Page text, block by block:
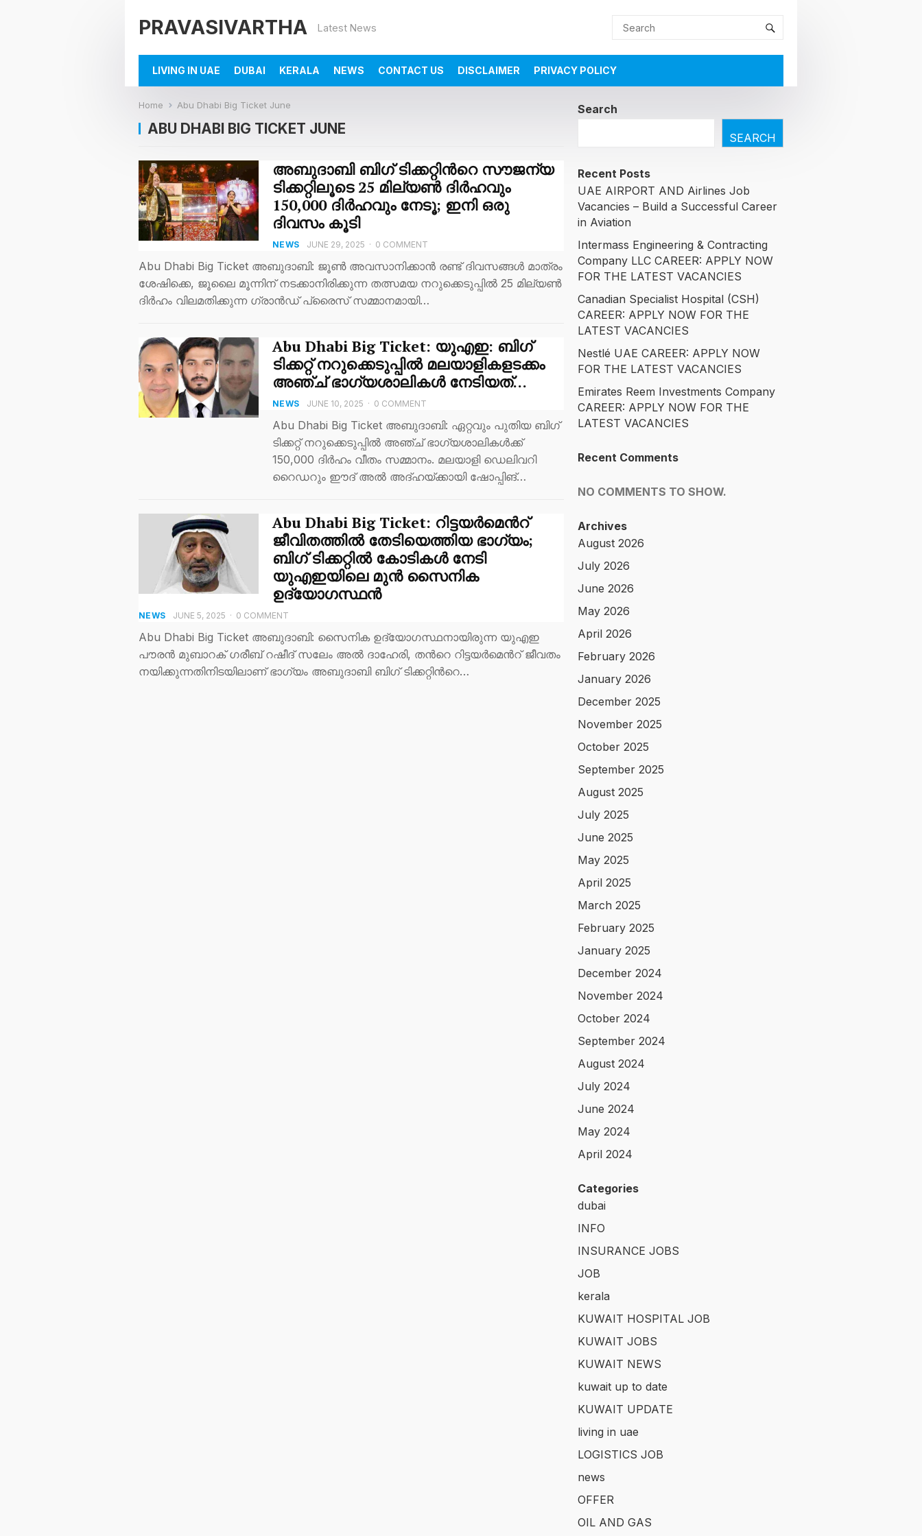
PRAVASIVARTHA Latest News
LIVING IN UAE DUBAI KERALA NEWS CONTACT US DISCLAIMER PRIVACY POLICY
Home Abu Dhabi Big Ticket June
ABU DHABI BIG TICKET JUNE
അബുദാബി ബിഗ് ടിക്കറ്റിന്‍റെ സൗജന്യ
ടിക്കറ്റിലൂടെ 25 മില്യൺ ദിർഹവും
150,000 ദിർഹവും നേടൂ; ഇനി ഒരു
ദിവസം കൂടി
NEWS JUNE 29, 2025 · 0 COMMENT
Abu Dhabi Big Ticket അബുദാബി: ജൂണ്‍ അവസാനിക്കാൻ രണ്ട് ദിവസങ്ങൾ മാത്രം
ശേഷിക്കെ, ജൂലൈ മൂന്നിന് നടക്കാനിരിക്കുന്ന തത്സമയ നറുക്കെടുപ്പിൽ 25 മില്യൺ
ദിർഹം വിലമതിക്കുന്ന ഗ്രാൻഡ് പ്രൈസ് സമ്മാനമായി…
Abu Dhabi Big Ticket: യുഎഇ: ബിഗ്
ടിക്കറ്റ് നറുക്കെടുപ്പിൽ മലയാളികളടക്കം
അഞ്ച് ഭാഗ്യശാലികൾ നേടിയത്…
NEWS JUNE 10, 2025 · 0 COMMENT
Abu Dhabi Big Ticket അബുദാബി: ഏറ്റവും പുതിയ ബിഗ്
ടിക്കറ്റ് നറുക്കെടുപ്പിൽ അഞ്ച് ഭാഗ്യശാലികൾക്ക്
150,000 ദിർഹം വീതം സമ്മാനം. മലയാളി ഡെലിവറി
റൈഡറും ഈദ് അൽ അദ്ഹയ്ക്കായി ഷോപ്പിങ്…
Abu Dhabi Big Ticket: റിട്ടയര്‍മെന്‍റ്
ജീവിതത്തില്‍ തേടിയെത്തിയ ഭാഗ്യം;
ബിഗ് ടിക്കറ്റില്‍ കോടികള്‍ നേടി
യുഎഇയിലെ മുൻ സൈനിക
ഉദ്യോഗസ്ഥന്‍
NEWS JUNE 5, 2025 · 0 COMMENT
Abu Dhabi Big Ticket അബുദാബി: സൈനിക ഉദ്യോഗസ്ഥനായിരുന്ന യുഎഇ
പൗരന്‍ മുബാറക് ഗരീബ് റഷീദ് സലേം അൽ ദാഹേരി, തന്‍റെ റിട്ടയര്‍മെന്‍റ് ജീവതം
നയിക്കുന്നതിനിടയിലാണ് ഭാഗ്യം അബുദാബി ബിഗ് ടിക്കറ്റിന്‍റെ…
Search
SEARCH
Recent Posts
UAE AIRPORT AND Airlines Job
Vacancies – Build a Successful Career
in Aviation
Intermass Engineering & Contracting
Company LLC CAREER: APPLY NOW
FOR THE LATEST VACANCIES
Canadian Specialist Hospital (CSH)
CAREER: APPLY NOW FOR THE
LATEST VACANCIES
Nestlé UAE CAREER: APPLY NOW
FOR THE LATEST VACANCIES
Emirates Reem Investments Company
CAREER: APPLY NOW FOR THE
LATEST VACANCIES
Recent Comments
NO COMMENTS TO SHOW.
Archives
August 2026
July 2026
June 2026
May 2026
April 2026
February 2026
January 2026
December 2025
November 2025
October 2025
September 2025
August 2025
July 2025
June 2025
May 2025
April 2025
March 2025
February 2025
January 2025
December 2024
November 2024
October 2024
September 2024
August 2024
July 2024
June 2024
May 2024
April 2024
Categories
dubai
INFO
INSURANCE JOBS
JOB
kerala
KUWAIT HOSPITAL JOB
KUWAIT JOBS
KUWAIT NEWS
kuwait up to date
KUWAIT UPDATE
living in uae
LOGISTICS JOB
news
OFFER
OIL AND GAS